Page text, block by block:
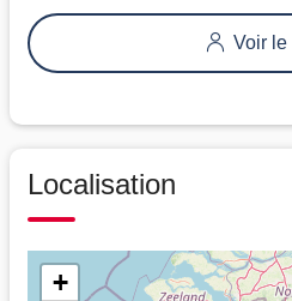
Voir le
Localisation
+